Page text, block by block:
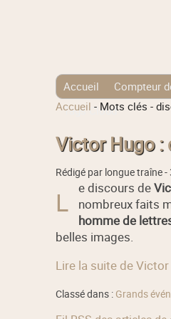
Accueil Compteur
Tags Cloud
Accueil - Mots clés -
Victor Hugo :
Rédigé par longue traîne -
L e discours de
nombreux faits
homme de
belles images.
Lire la suite de
Classé dans : Grands